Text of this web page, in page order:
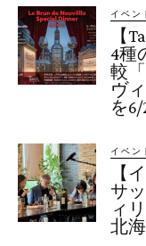
イベン
【
4種
較
ヴ
を
イベン
【
サ
ィ
北